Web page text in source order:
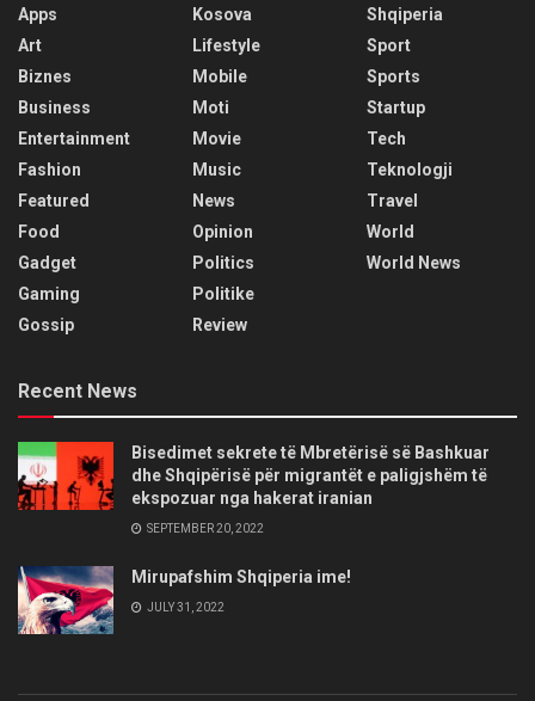
Apps
Art
Biznes
Business
Entertainment
Fashion
Featured
Food
Gadget
Gaming
Gossip
Kosova
Lifestyle
Mobile
Moti
Movie
Music
News
Opinion
Politics
Politike
Review
Shqiperia
Sport
Sports
Startup
Tech
Teknologji
Travel
World
World News
Recent News
Bisedimet sekrete të Mbretërisë së Bashkuar
dhe Shqipërisë për migrantët e paligjshëm të
ekspozuar nga hakerat iranian
SEPTEMBER 20, 2022
Mirupafshim Shqiperia ime!
JULY 31, 2022